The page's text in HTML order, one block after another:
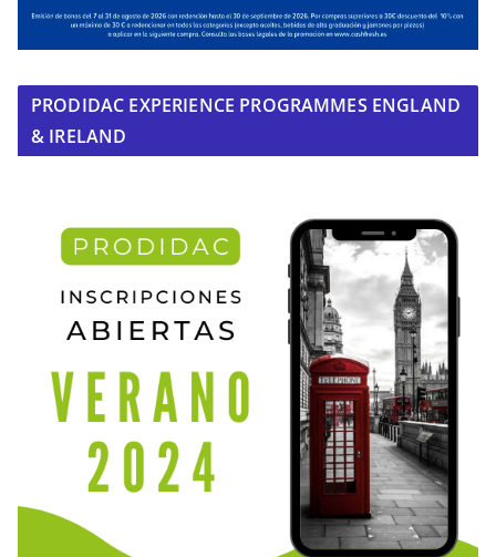
PRODIDAC EXPERIENCE PROGRAMMES ENGLAND
& IRELAND